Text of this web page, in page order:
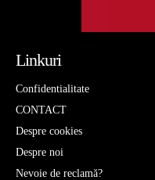
Linkuri
Confidentialitate
CONTACT
Despre cookies
Despre noi
Nevoie de reclamă?